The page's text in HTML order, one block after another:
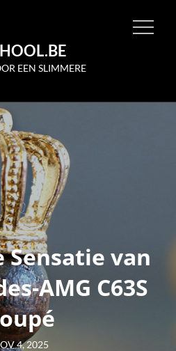
EEN SLIMMERE
Sensatie van
AMG C63S
4, 2025